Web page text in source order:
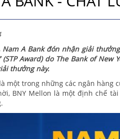
Nam A Bank đón nhận giải
(STP Award) do The Bank of New
thưởng này.
một trong những các ngân
BNY Mellon là một định chế